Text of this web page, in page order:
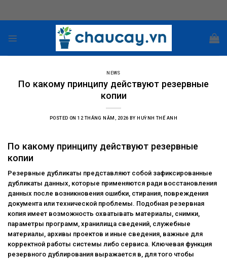
NEWS
По какому принципу действуют резервные
копии
POSTED ON12 THÁNG NĂM, 2026 BY HUỲNH THẾ ANH
По какому принципу действуют резервные
копии
Резервные дубликаты представляют собой зафиксированные
дубликаты данных, которые применяются ради восстановления
данных после возникновения ошибки, стирания, повреждения
документа или технической проблемы. Подобная резервная
копия имеет возможность охватывать материалы, снимки,
параметры программ, хранилища сведений, служебные
материалы, архивы проектов и иные сведения, важные для
корректной работы системы либо сервиса. Ключевая функция
резервного дублирования выражается в, для того чтобы